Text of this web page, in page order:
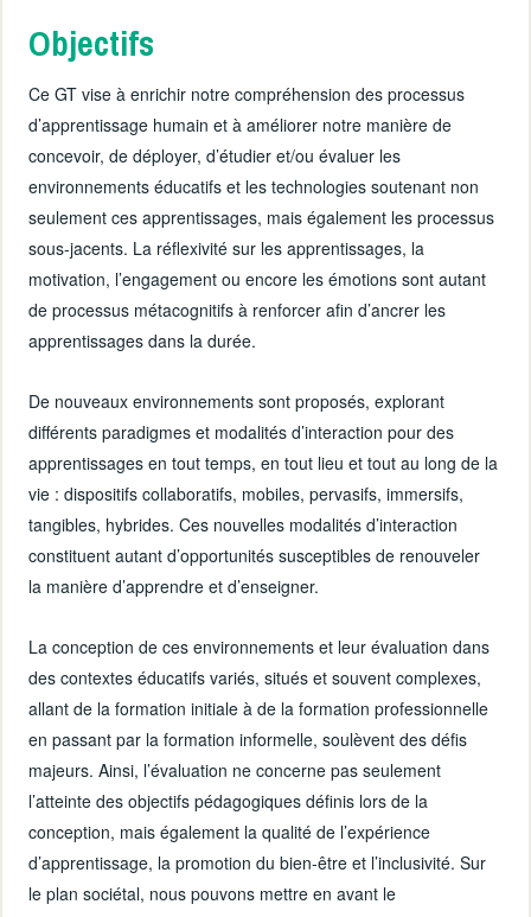
Objectifs
Ce GT vise à enrichir notre compréhension des processus
d’apprentissage humain et à améliorer notre manière de
concevoir, de déployer, d’étudier et/ou évaluer les
environnements éducatifs et les technologies soutenant non
seulement ces apprentissages, mais également les processus
sous-jacents. La réflexivité sur les apprentissages, la
motivation, l’engagement ou encore les émotions sont autant
de processus métacognitifs à renforcer afin d’ancrer les
apprentissages dans la durée.
De nouveaux environnements sont proposés, explorant
différents paradigmes et modalités d’interaction pour des
apprentissages en tout temps, en tout lieu et tout au long de la
vie : dispositifs collaboratifs, mobiles, pervasifs, immersifs,
tangibles, hybrides. Ces nouvelles modalités d’interaction
constituent autant d’opportunités susceptibles de renouveler
la manière d’apprendre et d’enseigner.
La conception de ces environnements et leur évaluation dans
des contextes éducatifs variés, situés et souvent complexes,
allant de la formation initiale à de la formation professionnelle
en passant par la formation informelle, soulèvent des défis
majeurs. Ainsi, l’évaluation ne concerne pas seulement
l’atteinte des objectifs pédagogiques définis lors de la
conception, mais également la qualité de l’expérience
d’apprentissage, la promotion du bien-être et l’inclusivité. Sur
le plan sociétal, nous pouvons mettre en avant le